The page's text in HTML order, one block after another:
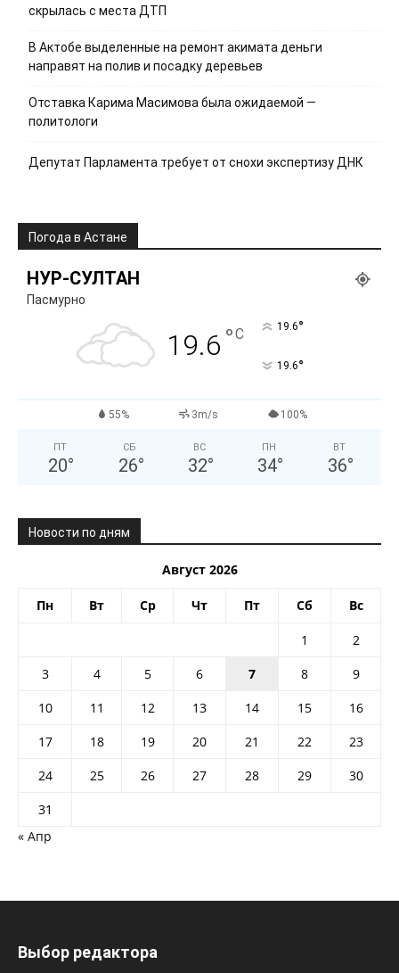
скрылась с места ДТП
В Актобе выделенные на ремонт акимата деньги
направят на полив и посадку деревьев
Отставка Карима Масимова была ожидаемой —
политологи
Депутат Парламента требует от снохи экспертизу ДНК
Погода в Астане
НУР-СУЛТАН
Пасмурно
19.6 °C 19.6°
19.6°
55% 3m/s 100%
ПТ
20°
СБ
26°
ВС
32°
ПН
34°
ВТ
36°
Новости по дням
Август 2026
Пн Вт Ср Чт Пт Сб Вс
1
2
3
4 5 6 7 8
9
10
11 12 13 14 15
16
17
18 19 20 21 22
23
24
25 26 27 28 29
30
31
« Апр
Выбор редактора